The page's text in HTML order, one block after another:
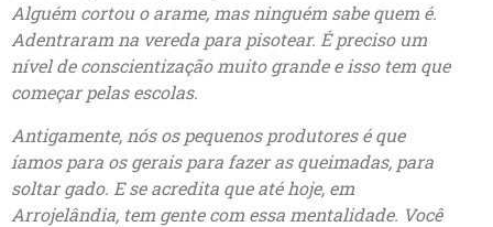
Alguém cortou o arame, mas ninguém sabe quem é.
Adentraram na vereda para pisotear. É preciso um
nível de conscientização muito grande e isso tem que
começar pelas escolas.
Antigamente, nós os pequenos produtores é que
íamos para os gerais para fazer as queimadas, para
soltar gado. E se acredita que até hoje, em
Arrojelândia, tem gente com essa mentalidade. Você